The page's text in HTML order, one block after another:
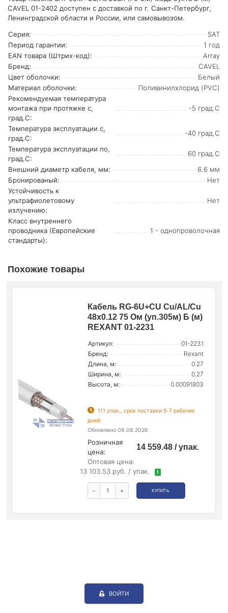
CAVEL 01-2402 доступен с доставкой по г. Санкт-Петербург,
Ленинградской области и России, или самовывозом.
Серия:
SAT
Период гарантии:
1 год
EAN товара (Штрих-код):
Array
Бренд:
CAVEL
Цвет оболочки:
Белый
Материал оболочки:
Поливинилхлорид (PVC)
Рекомендуемая температура
монтажа при протяжке с,
град.C:
-5 град.C
Температура эксплуатации с,
град.C:
-40 град.C
Температура эксплуатации по,
град.C:
60 град.C
Внешний диаметр кабеля, мм:
6.6 мм
Бронированый:
Нет
Устойчивость к
ультрафиолетовому
излучению:
Нет
Класс внутреннего
проводника (Европейские
стандарты):
1 - однопроволочная
Похожие товары
Кабель RG-6U+CU Cu/AL/Cu
48х0.12 75 Ом (уп.305м) Б (м)
REXANT 01-2231
Артикул:
01-2231
Бренд:
Rexant
Длина, м:
0.27
Ширина, м:
0.27
Высота, м:
0.00091803
111 упак., срок поставки 5-7 рабочих
дней
Обновлено 08.08.2026
Розничная
цена:
14 559.48 / упак.
Оптовая цена:
13 103.53 руб. / упак.
!
- + КУПИТЬ
ВОЙТИ